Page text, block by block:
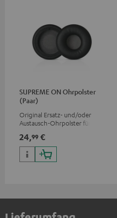
SUPREME ON Ohrpolster
(Paar)
Original Ersatz- und/oder
Austausch-Ohrpolster für den
24,99 €